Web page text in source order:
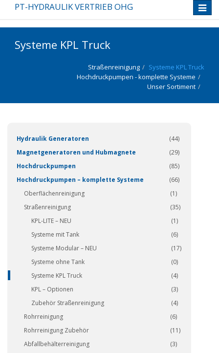
PT-HYDRAULIK VERTRIEB OHG
Toggle
Systeme KPL Truck
Systeme KPL Truck
Straßenreinigung
Hochdruckpumpen - komplette Systeme
Unser Sortiment
Hydraulik Generatoren
(44)
Magnetgeneratoren und Hubmagnete
(29)
Hochdruckpumpen
(85)
Hochdruckpumpen – komplette Systeme
(66)
Oberflächenreinigung
(1)
Straßenreinigung
(35)
KPL-LITE – NEU
(1)
Systeme mit Tank
(6)
Systeme Modular – NEU
(17)
Systeme ohne Tank
(0)
Systeme KPL Truck
(4)
KPL – Optionen
(3)
Zubehör Straßenreinigung
(4)
Rohrreinigung
(6)
Rohrreinigung Zubehör
(11)
Abfallbehälterreinigung
(3)